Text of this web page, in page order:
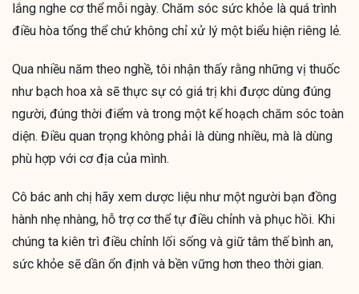
lắng nghe cơ thể mỗi ngày. Chăm sóc sức khỏe là quá trình
điều hòa tổng thể chứ không chỉ xử lý một biểu hiện riêng lẻ.
Qua nhiều năm theo nghề, tôi nhận thấy rằng những vị thuốc
như bạch hoa xà sẽ thực sự có giá trị khi được dùng đúng
người, đúng thời điểm và trong một kế hoạch chăm sóc toàn
diện. Điều quan trọng không phải là dùng nhiều, mà là dùng
phù hợp với cơ địa của mình.
Cô bác anh chị hãy xem dược liệu như một người bạn đồng
hành nhẹ nhàng, hỗ trợ cơ thể tự điều chỉnh và phục hồi. Khi
chúng ta kiên trì điều chỉnh lối sống và giữ tâm thế bình an,
sức khỏe sẽ dần ổn định và bền vững hơn theo thời gian.